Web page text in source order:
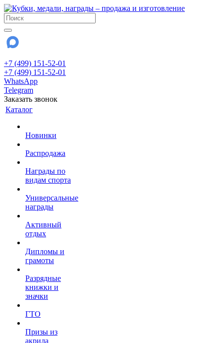
+7 (499) 151-52-01
+7 (499) 151-52-01
WhatsApp
Telegram
Заказать звонок
Каталог
Новинки
Распродажа
Награды по
видам спорта
Универсальные
награды
Активный
отдых
Дипломы и
грамоты
Разрядные
книжки и
значки
ГТО
Призы из
акрила